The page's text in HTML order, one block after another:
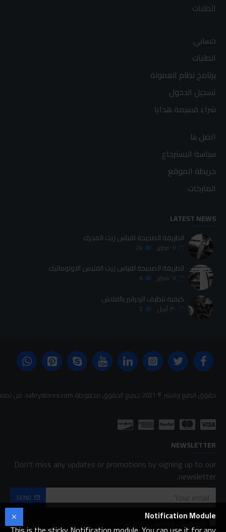
الطلبات
حسابي
الطلبات
برنامج نظام العمولة
تسجيل الدخول
شراء قسيمة هدايا
اتصل بنا
سياسة الاسترجاع
خريطة الموقع
الماركات
LATEST NEWS
الطريقة الصحيحة لقياس زيت المحرك
٠٧ فبراير 24
الطريقة الصحيحة لقياس زيت الفتيس الاوتوماتيك
٠٧ فبراير 6
كيفية تنظيف الردياتير بالفلاش
٣٠ أبريل 5
حقوق الطبع والنشر © 2021 جميع الحقوق محفوظة sabrystores.com. من تصميم-
NEWSLETTER
Don't miss any updates or promotions by signing up to our
newsletter.
SEND
لقد قرأت ووافقت على FAQ
Notification Module